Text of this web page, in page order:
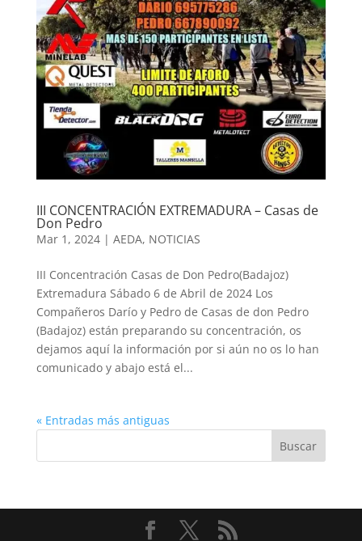
III CONCENTRACIÓN EXTREMADURA – Casas de
Don Pedro
Mar 1, 2024| AEDA, NOTICIAS
III Concentración Casas de Don Pedro(Badajoz)
Extremadura Sábado 6 de Abril de 2024 Los
Compañeros Darío y Pedro de Casas de don Pedro
(Badajoz) están preparando su concentración, os
dejamos aquí la información por si aún no os lo han
comunicado y abajo está el...
« Entradas más antiguas